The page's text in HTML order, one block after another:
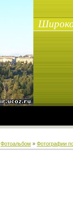
Фотоальбом » Фотографии